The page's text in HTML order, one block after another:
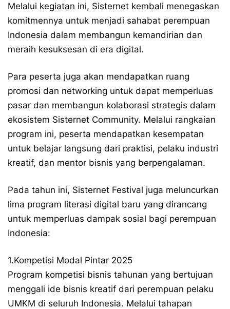
Melalui kegiatan ini, Sisternet kembali menegaskan
komitmennya untuk menjadi sahabat perempuan
Indonesia dalam membangun kemandirian dan
meraih kesuksesan di era digital.
Para peserta juga akan mendapatkan ruang
promosi dan networking untuk dapat memperluas
pasar dan membangun kolaborasi strategis dalam
ekosistem Sisternet Community. Melalui rangkaian
program ini, peserta mendapatkan kesempatan
untuk belajar langsung dari praktisi, pelaku industri
kreatif, dan mentor bisnis yang berpengalaman.
Pada tahun ini, Sisternet Festival juga meluncurkan
lima program literasi digital baru yang dirancang
untuk memperluas dampak sosial bagi perempuan
Indonesia:
1.Kompetisi Modal Pintar 2025
Program kompetisi bisnis tahunan yang bertujuan
menggali ide bisnis kreatif dari perempuan pelaku
UMKM di seluruh Indonesia. Melalui tahapan